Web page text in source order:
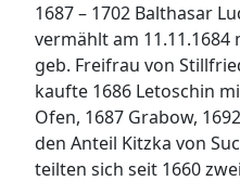
1687 – 1702 Balthasar
vermählt am
geb. Freifrau von
kaufte 1686 Letoschin
Ofen, 1687 Grabow,
den Anteil Kitzka von
teilten sich seit 1660